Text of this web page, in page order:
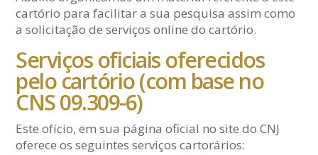
cartório para facilitar a sua pesquisa assim como
a solicitação de serviços online do cartório.
Serviços oficiais oferecidos
pelo cartório (com base no
CNS 09.309-6)
Este ofício, em sua página oficial no site do CNJ
oferece os seguintes serviços cartorários: